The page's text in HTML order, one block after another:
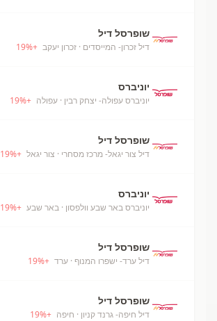
שופרסל דיל
דיל זכרון- המייסדים · זכרון יעקב +
19%
יוניברס
יוניברס עפולה- יצחק רבין · עפולה +
19%
שופרסל דיל
דיל צור יגאל- מרכז מסחרי · צור יגאל +
19%
יוניברס
יוניברס באר שבע וולפסון · באר שבע +
19%
שופרסל דיל
דיל ערד- ישפרו המנוף · ערד +
19%
שופרסל דיל
דיל חיפה- גרנד קניון · חיפה +
19%